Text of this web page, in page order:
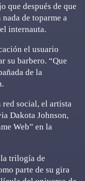
que después de que
de toparme a
internauta.
el usuario
su barbero. “Que
de la
red social, el artista
Dakota Johnson,
Web” en la
trilogía de
parte de su gira